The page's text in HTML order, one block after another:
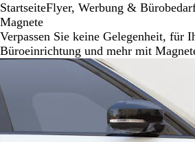
1
StartseiteFlyer, Werbung &
Magnete
Verpassen Sie keine Gelegenheit, für
Büroeinrichtung und mehr mit
Neue Optionen